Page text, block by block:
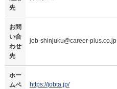
先
お問
い合
わせ
先
job-shinjuku@career-plus.co.jp
ホー
ムペ
https://jobta.jp/